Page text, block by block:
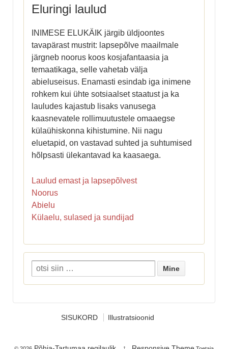
Eluringi laulud
INIMESE ELUKÄIK järgib üldjoontes
tavapärast mustrit: lapsepõlve maailmale
järgneb noorus koos kosjafantaasia ja
temaatikaga, selle vahetab välja
abieluseisus. Enamasti esindab iga inimene
rohkem kui ühte sotsiaalset staatust ja ka
lauludes kajastub lisaks vanusega
kaasnevatele rollimuutustele omaaegse
külaühiskonna kihistumine. Nii nagu
eluetapid, on vastavad suhted ja suhtumised
hõlpsasti ülekantavad ka kaasaega.
Laulud emast ja lapsepõlvest
Noorus
Abielu
Külaelu, sulased ja sundijad
SISUKORD Illustratsioonid